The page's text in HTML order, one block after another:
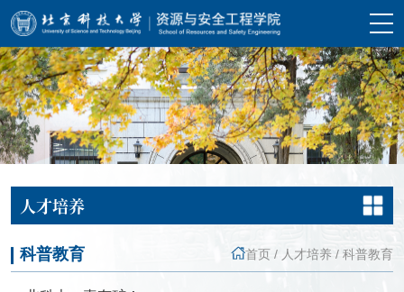
人才培养
科普教育 首页 / 人才培养 / 科普教育